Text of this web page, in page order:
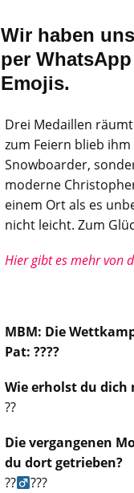
Wir haben
per
Emojis.
Drei Medaillen
zum Feiern blieb
Snowboarder,
moderne
einem Ort als es
nicht leicht. Zum
Hier gibt es mehr von
MBM: Die
Pat: ????
Wie erholst du dich
??
Die vergangenen
du dort getrieben?
??‍
???